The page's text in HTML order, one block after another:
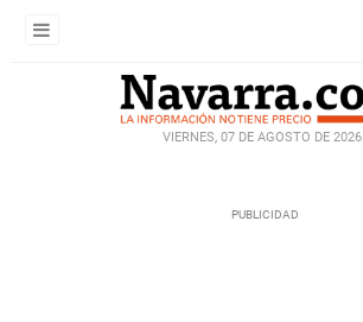
VIERNES, 07 DE AGOSTO DE 2026